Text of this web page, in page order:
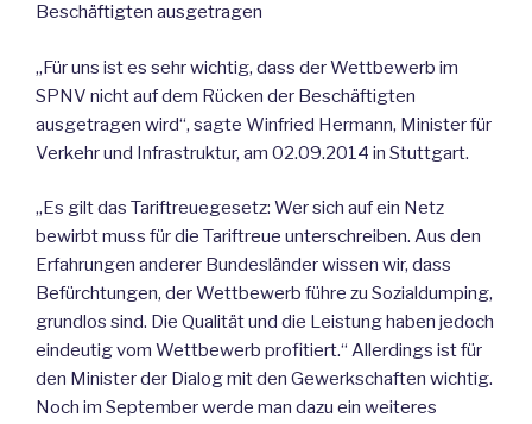
Beschäftigten ausgetragen
„Für uns ist es sehr wichtig, dass der Wettbewerb im
SPNV nicht auf dem Rücken der Beschäftigten
ausgetragen wird“, sagte Winfried Hermann, Minister für
Verkehr und Infrastruktur, am 02.09.2014 in Stuttgart.
„Es gilt das Tariftreuegesetz: Wer sich auf ein Netz
bewirbt muss für die Tariftreue unterschreiben. Aus den
Erfahrungen anderer Bundesländer wissen wir, dass
Befürchtungen, der Wettbewerb führe zu Sozialdumping,
grundlos sind. Die Qualität und die Leistung haben jedoch
eindeutig vom Wettbewerb profitiert.“ Allerdings ist für
den Minister der Dialog mit den Gewerkschaften wichtig.
Noch im September werde man dazu ein weiteres